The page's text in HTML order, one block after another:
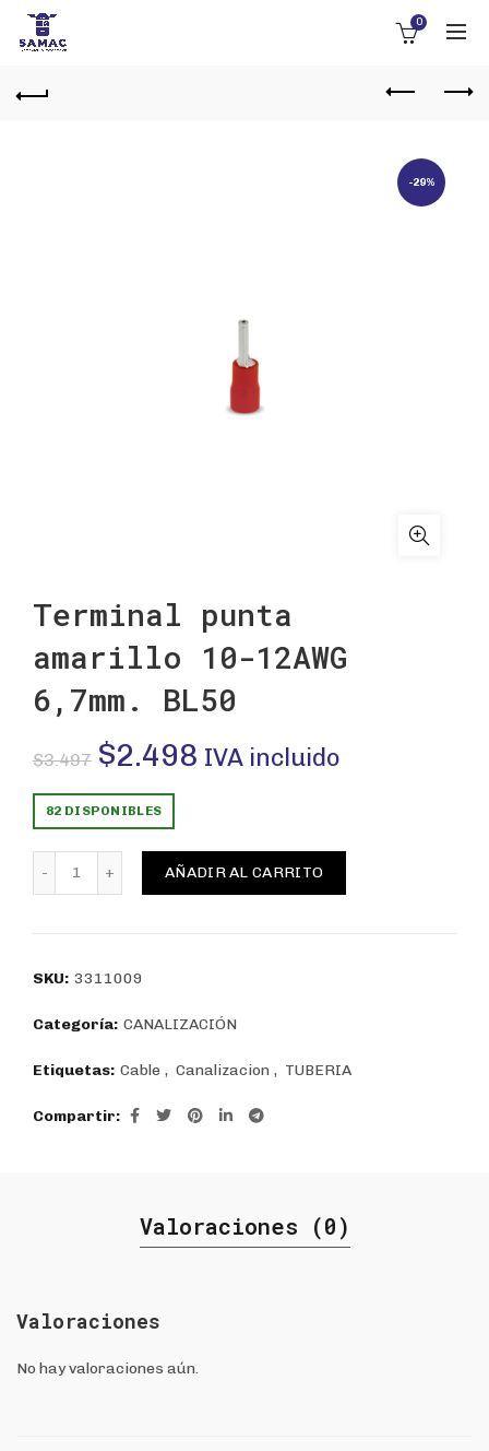
0
-29%
Terminal punta
amarillo 10-12AWG
6,7mm. BL50
$3.497 El
precio
original
era:
$2.498 El
actual
es:
IVA incluido
82 DISPONIBLES
Terminal punta amarillo 10-12AWG 6,7mm. BL50
AÑADIR AL CARRITO
SKU: 3311009
Categoría: CANALIZACIÓN
Etiquetas: Cable , Canalizacion , TUBERIA
Compartir
Valoraciones (0)
Valoraciones
No hay valoraciones aún.